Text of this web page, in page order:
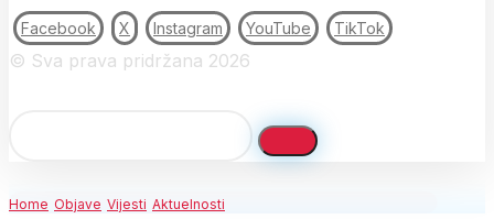
Facebook X Instagram YouTube TikTok
© Sva prava pridržana 2026
Home Objave Vijesti Aktuelnosti